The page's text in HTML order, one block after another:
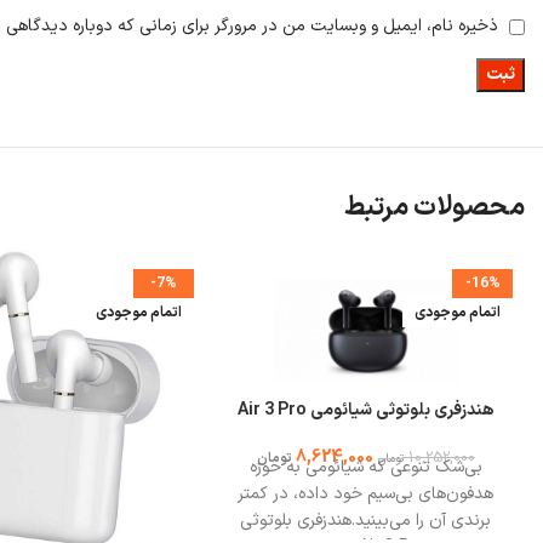
ذخیره نام، ایمیل و وبسایت من در مرورگر برای زمانی که دوباره
محصولات مرتبط
-16%
اتمام موجودی
هندزفری بلوتوثی شیائومی Air 3 Pro
10,252,000 تومان 8,624,000تومان
بی‌شک تنوعی که شیائومی به حوزه
هدفون‌های بی‌سیم خود داده، در کمتر
برندی آن را می‌بینید.هندزفری بلوتوثی
-7%
اتمام موجودی